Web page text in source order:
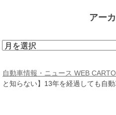
アー
ア
カ
イ
自動車情報・ニュース WEB
と知らない】13年を経過しても自